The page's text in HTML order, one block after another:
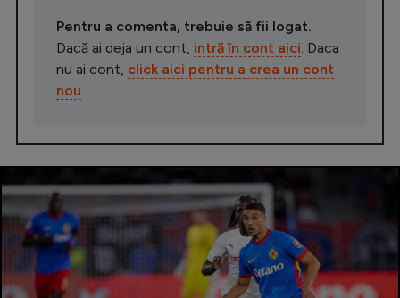
Pentru a comenta, trebuie să fii logat.
Dacă ai deja un cont, intră în cont aici . Daca
nu ai cont, click aici pentru a crea un cont
nou